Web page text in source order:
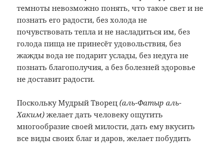
темноты невозможно понять, что такое свет и не
познать его радости, без холода не
почувствовать тепла и не насладиться им, без
голода пища не принесёт удовольствия, без
жажды вода не подарит услады, без недуга не
познать благополучия, а без болезней здоровье
не доставит радости.
Поскольку Мудрый Творец(аль-Фатыр аль-
Хаким) желает дать человеку ощутить
многообразие своей милости, дать ему вкусить
все виды своих благ и даров, желает побудить